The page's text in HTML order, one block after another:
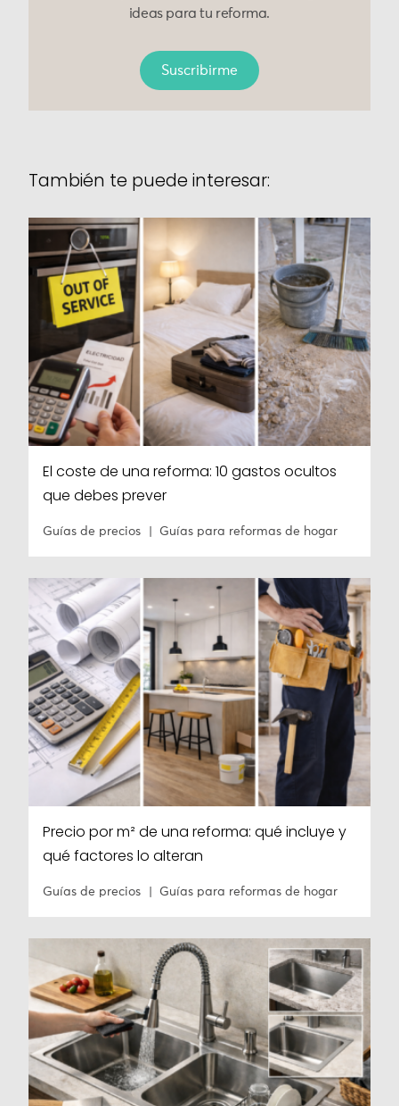
ideas para tu reforma.
Suscribirme
También te puede interesar:
El coste de una reforma: 10 gastos ocultos
que debes prever
Guías de precios Guías para reformas de hogar
Precio por m² de una reforma: qué incluye y
qué factores lo alteran
Guías de precios Guías para reformas de hogar